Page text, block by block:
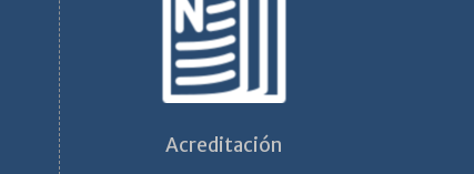
Acreditación